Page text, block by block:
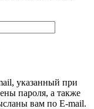
указанный при
пароля, а также
вам по E-mail.